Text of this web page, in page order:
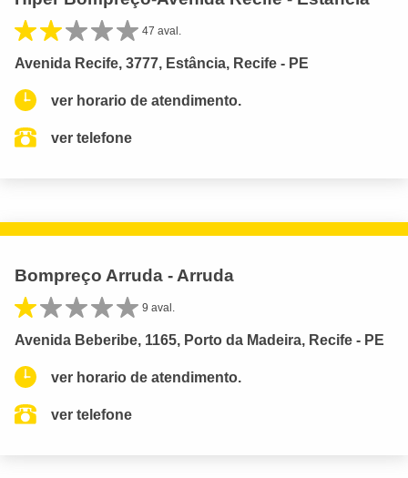
47 aval.
Avenida Recife, 3777, Estância, Recife - PE
ver horario de atendimento.
ver telefone
Bompreço Arruda - Arruda
9 aval.
Avenida Beberibe, 1165, Porto da Madeira, Recife - PE
ver horario de atendimento.
ver telefone